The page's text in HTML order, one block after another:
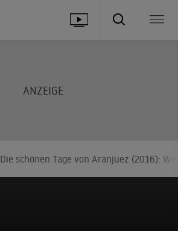
Die schönen Tage von Aranjuez (2016):